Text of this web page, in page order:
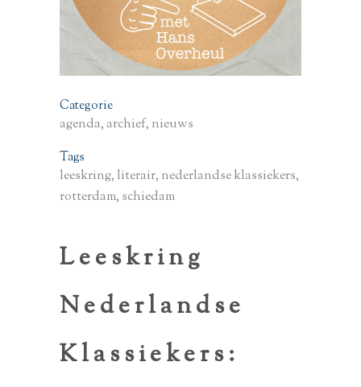
Categorie
agenda, archief, nieuws
Tags
leeskring, literair, nederlandse klassiekers,
rotterdam, schiedam
Leeskring
Nederlandse
Klassiekers: